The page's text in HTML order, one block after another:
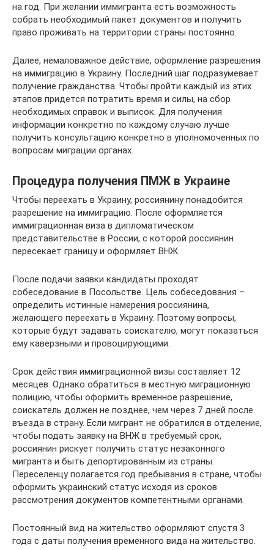
на год. При желании иммигранта есть возможность
собрать необходимый пакет документов и получить
право проживать на территории страны постоянно.
Далее, немаловажное действие, оформление разрешения
на иммиграцию в Украину. Последний шаг подразумевает
получение гражданства. Чтобы пройти каждый из этих
этапов придется потратить время и силы, на сбор
необходимых справок и выписок. Для получения
информации конкретно по каждому случаю лучше
получить консультацию конкретно в уполномоченных по
вопросам миграции органах.
Процедура получения ПМЖ в Украине
Чтобы переехать в Украину, россиянину понадобится
разрешение на иммиграцию. После оформляется
иммиграционная виза в дипломатическом
представительстве в России, с которой россиянин
пересекает границу и оформляет ВНЖ.
После подачи заявки кандидаты проходят
собеседование в Посольстве. Цель собеседования –
определить истинные намерения россиянина,
желающего переехать в Украину. Поэтому вопросы,
которые будут задавать соискателю, могут показаться
ему каверзными и провоцирующими.
Срок действия иммиграционной визы составляет 12
месяцев. Однако обратиться в местную миграционную
полицию, чтобы оформить временное разрешение,
соискатель должен не позднее, чем через 7 дней после
въезда в страну. Если мигрант не обратился в отделение,
чтобы подать заявку на ВНЖ в требуемый срок,
россиянин рискует получить статус незаконного
мигранта и быть депортированным из страны.
Переселенцу полагается год пребывания в стране, чтобы
оформить украинский статус исходя из сроков
рассмотрения документов компетентными органами.
Постоянный вид на жительство оформляют спустя 3
года с даты получения временного вида на жительство.